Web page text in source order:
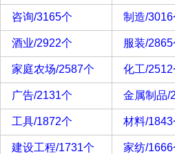
咨询/3165个 制造/3016
酒业/2922个 服装/
家庭农场/2587个 化工/2512
广告/2131个 金属制品/
工具/1872个 材料/1843
建设工程/1731个 家纺/1666